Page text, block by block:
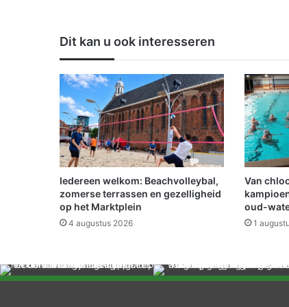
a
d
O
d
a
m
b
t
z
o
e
k
i
e
Dit kan u ook interesseren
Iedereen welkom: Beachvolleybal,
zomerse terrassen en gezelligheid
op het Marktplein
4 augustus 2026
Van
oud-
1